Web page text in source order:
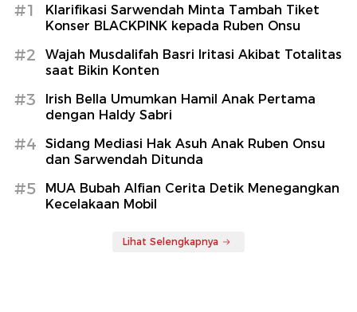
#1
Klarifikasi Sarwendah Minta Tambah Tiket
Konser BLACKPINK kepada Ruben Onsu
#2
Wajah Musdalifah Basri Iritasi Akibat Totalitas
saat Bikin Konten
#3
Irish Bella Umumkan Hamil Anak Pertama
dengan Haldy Sabri
#4
Sidang Mediasi Hak Asuh Anak Ruben Onsu
dan Sarwendah Ditunda
#5
MUA Bubah Alfian Cerita Detik Menegangkan
Kecelakaan Mobil
Lihat Selengkapnya